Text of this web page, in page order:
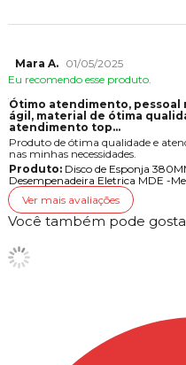
Mara A.
01/05/2025
Eu recomendo esse produto.
Ótimo atendimento, pessoal
gil, material de ótima
atendimento top...
Produto de ótima qualidade e
nas minhas necessidades.
Produto:Disco de Esponja
Desempenadeira Eletrica MDE -
Ver mais avaliações
Você também pode